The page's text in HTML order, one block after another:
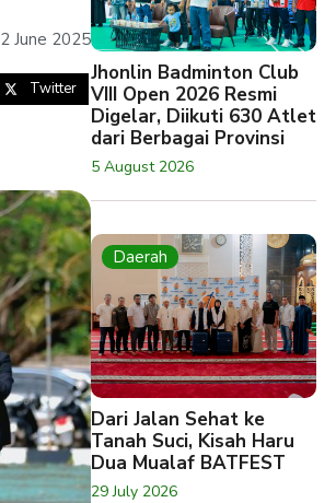
2 June 2025
Twitter
Jhonlin Badminton Club
VIII Open 2026 Resmi
Digelar, Diikuti 630 Atlet
dari Berbagai Provinsi
5 August 2026
Daerah
Dari Jalan Sehat ke
Tanah Suci, Kisah Haru
Dua Mualaf BATFEST
29 July 2026